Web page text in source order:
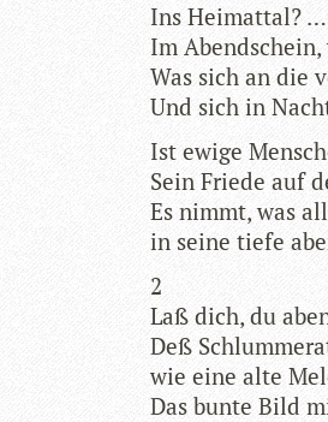
Ins Hei­mat­tal?
Im
Was sich an die
Und sich in
Ist ewige
Sein Friede auf
Es nimmt, was
in seine tiefe
2
Laß dich, du
Deß
wie eine alte
Das bunte Bild